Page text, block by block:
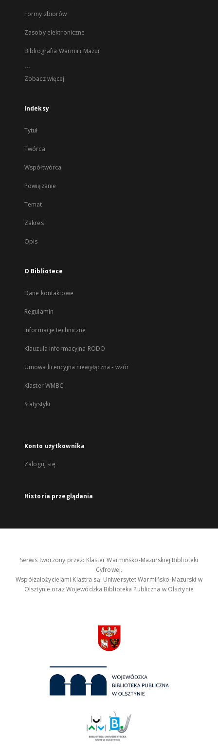
Formy zbiorów
Zasoby elektroniczne
Bibliografia Warmii i Mazur
...
Zobacz więcej
Indeksy
Tytuł
Twórca
Współtwórca
Powiązanie
Temat
Zakres
Opis
O Bibliotece
Dane kontaktowe
Regulamin
Informacje techniczne
Klauzula informacyjna RODO
Umowa licencyjna niewyłączna - wzór
Klaster WMBC
Statystyki
Konto użytkownika
Zaloguj się
Historia przeglądania
Serwis tworzony przez: Klaster Warmińsko-Mazurskiej Biblioteki
Cyfrowej.
Współzałożycielami Klastra są: Uniwersytet Warmińsko-Mazurski w
Olsztynie oraz Wojewódzka Biblioteka Publiczna w Olsztynie